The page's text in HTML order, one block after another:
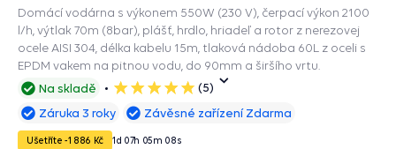
Na skladě
5
hvězdiček
(5)
Domácí vodárna s výkonem 550W (230 V), čerpací výkon 2100
l/h, výtlak 70m (8bar), plášť, hrdlo, hriadeľ a rotor z nerezovej
ocele AISI 304, délka kabelu 15m, tlaková nádoba 60L z oceli s
EPDM vakem na pitnou vodu, do 90mm a širšího vrtu.
Záruka 3 roky Závěsné zařízení Zdarma
Ušetříte -1 886 Kč 1d 07h 05m 07s